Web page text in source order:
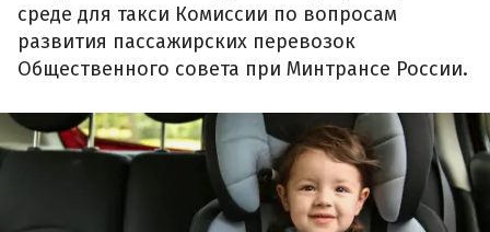
среде для такси Комиссии по вопросам
развития пассажирских перевозок
Общественного совета при Минтрансе России.